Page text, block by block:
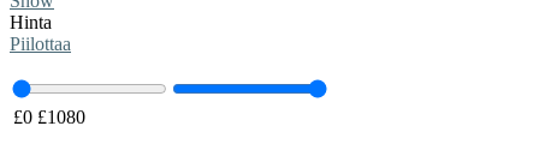
Hinta
Piilottaa
£0 £1080